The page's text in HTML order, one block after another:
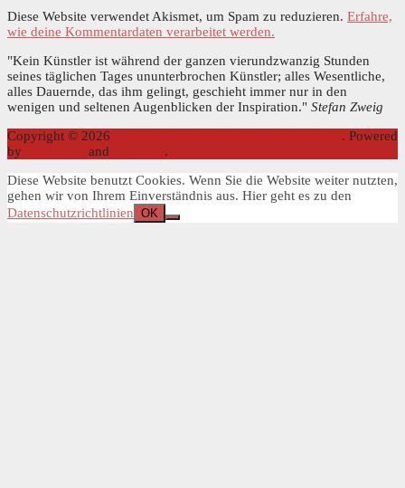
Diese Website verwendet Akismet, um Spam zu reduzieren. Erfahre,
wie deine Kommentardaten verarbeitet werden.
"Kein Künstler ist während der ganzen vierundzwanzig Stunden
seines täglichen Tages ununterbrochen Künstler; alles Wesentliche,
alles Dauernde, das ihm gelingt, geschieht immer nur in den
wenigen und seltenen Augenblicken der Inspiration." Stefan Zweig
Copyright © 2026
. Powered
by
and
.
Diese Website benutzt Cookies. Wenn Sie die Website weiter nutzten,
gehen wir von Ihrem Einverständnis aus. Hier geht es zu den
Datenschutzrichtlinien OK